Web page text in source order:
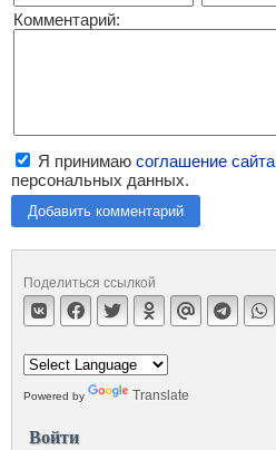
Комментарий:
Я принимаю соглашение сайта
персональных данных.
Добавить комментарий
Поделиться ссылкой
Powered by Translate
Войти